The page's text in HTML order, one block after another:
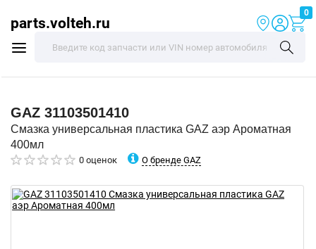
parts.volteh.ru
0
GAZ 31103501410
Смазка универсальная пластика GAZ аэр Ароматная
400мл
0 оценок О бренде GAZ